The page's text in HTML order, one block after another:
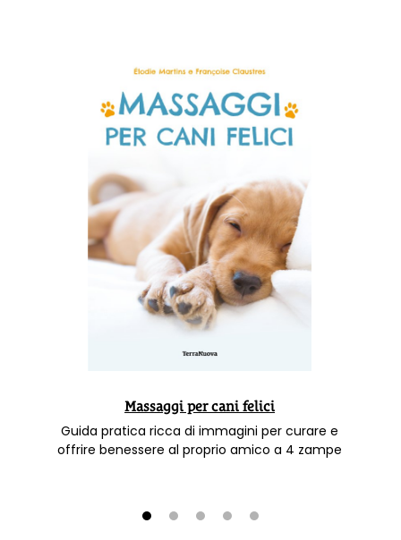
Massaggi per cani felici
Guida pratica ricca di immagini per curare e
offrire benessere al proprio amico a 4 zampe